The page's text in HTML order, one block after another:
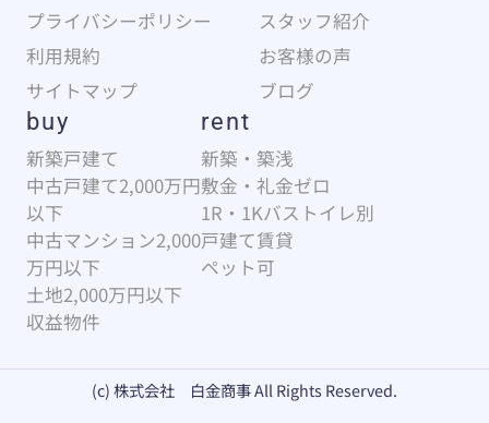
プライバシーポリシー
スタッフ紹介
利用規約
お客様の声
サイトマップ
ブログ
buy
新築戸建て
中古戸建て2,000万円
以下
中古マンション2,000
万円以下
土地2,000万円以下
収益物件
rent
新築・築浅
敷金・礼金ゼロ
1R・1Kバストイレ別
戸建て賃貸
ペット可
(c) 株式会社 白金商事 All Rights Reserved.